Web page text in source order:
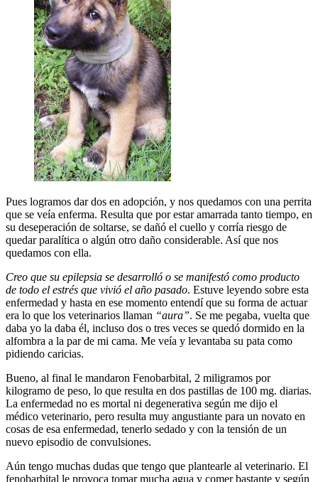
Pues logramos dar dos en adopción, y nos quedamos con una perrita
que se veía enferma. Resulta que por estar amarrada tanto tiempo, en
su deseperación de soltarse, se dañó el cuello y corría riesgo de
quedar paralítica o algún otro daño considerable. Así que nos
quedamos con ella.
Creo que su epilepsia se desarrolló o se manifestó como producto
de todo el estrés que vivió el año pasado. Estuve leyendo sobre esta
enfermedad y hasta en ese momento entendí que su forma de actuar
era lo que los veterinarios llaman “aura”. Se me pegaba, vuelta que
daba yo la daba él, incluso dos o tres veces se quedó dormido en la
alfombra a la par de mi cama. Me veía y levantaba su pata como
pidiendo caricias.
Bueno, al final le mandaron Fenobarbital, 2 miligramos por
kilogramo de peso, lo que resulta en dos pastillas de 100 mg. diarias.
La enfermedad no es mortal ni degenerativa según me dijo el
médico veterinario, pero resulta muy angustiante para un novato en
cosas de esa enfermedad, tenerlo sedado y con la tensión de un
nuevo episodio de convulsiones.
Aún tengo muchas dudas que tengo que plantearle al veterinario. El
fenobarbital le provoca tomar mucha agua y comer bastante y según